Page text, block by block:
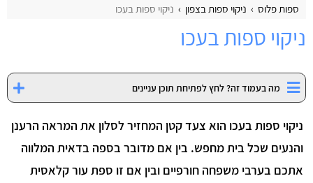
ספות פלוס ניקוי ספות בצפון ניקוי ספות בעכו
ניקוי ספות בעכו
מה בעמוד זה? לחץ לפתיחת תוכן עניינים
ניקוי ספות בעכו הוא צעד קטן המחזיר לסלון את המראה הרענן
והנעים שכל בית מחפש. בין אם מדובר בספה בדאית המלווה
אתכם בערבי משפחה חורפיים ובין אם זו ספת עור קלאסית